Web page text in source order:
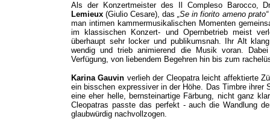
Als der Konzertmeister des Il Compleso Barocco,
Lemieux (Giulio Cesare), das„Se in fiorito ameno prato“
man intimen kammermusikalischen Momenten
im klassischen Konzert- und Opernbetrieb meist
überhaupt sehr locker und publikumsnah. Ihr Alt
wendig und trieb animierend die Musik voran.
Verfügung, von liebendem Begehren hin bis zum
Karina Gauvin verlieh der Cleopatra leicht affektierte
ein bisschen expressiver in der Höhe. Das Timbre
eine eher helle, bernsteinartige Färbung, nicht ganz
Cleopatras passte das perfekt - auch die Wandlung
glaubwürdig nachvollzogen.